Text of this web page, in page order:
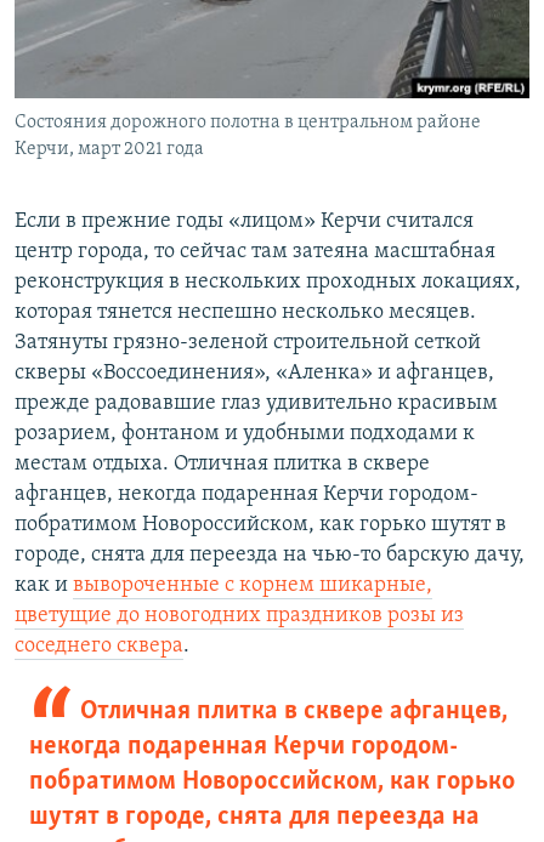
Состояния дорожного полотна в центральном районе
Керчи, март 2021 года
Если в прежние годы «лицом» Керчи считался
центр города, то сейчас там затеяна масштабная
реконструкция в нескольких проходных локациях,
которая тянется неспешно несколько месяцев.
Затянуты грязно-зеленой строительной сеткой
скверы «Воссоединения», «Аленка» и афганцев,
прежде радовавшие глаз удивительно красивым
розарием, фонтаном и удобными подходами к
местам отдыха. Отличная плитка в сквере
афганцев, некогда подаренная Керчи городом-
побратимом Новороссийском, как горько шутят в
городе, снята для переезда на чью-то барскую дачу,
как и вывороченные с корнем шикарные,
цветущие до новогодних праздников розы из
соседнего сквера.
Отличная плитка в сквере афганцев,
некогда подаренная Керчи городом-
побратимом Новороссийском, как горько
шутят в городе, снята для переезда на